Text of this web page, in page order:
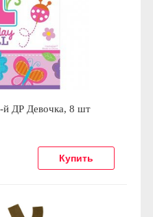
й ДР Девочка, 8 шт